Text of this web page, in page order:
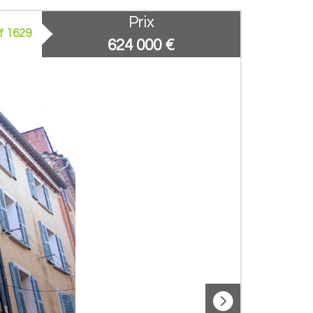
1629
Prix
624 000 €